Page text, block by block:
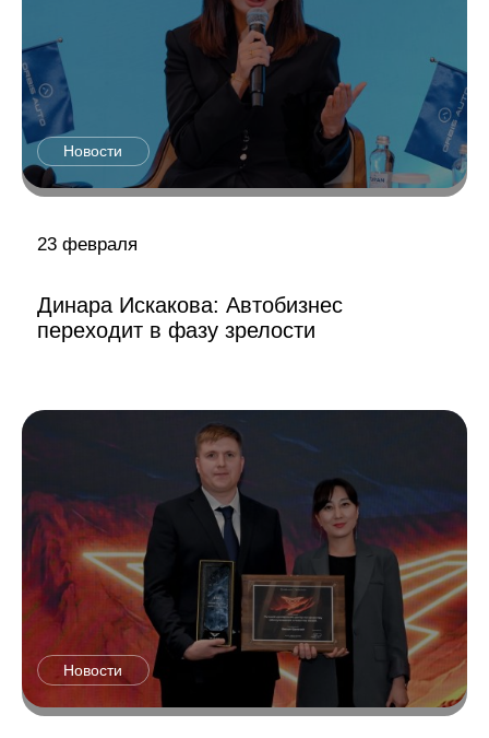
Новости
23 февраля
Динара Искакова: Автобизнес
переходит в фазу зрелости
Новости